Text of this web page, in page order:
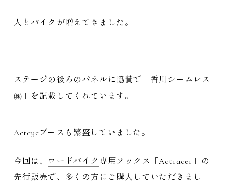
人とバイクが増えてきました。
ステージの後ろのパネルに協賛で「香川シームレス
㈱」を記載してくれています。
Actcycブースも繁盛していました。
今回は、 ロードバイク 専用ソックス「Actracer」の
先行販売で、多くの方にご購入していただきまし